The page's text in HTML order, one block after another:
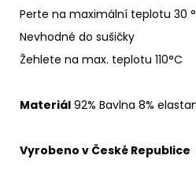
Perte na maximální teplotu 30
Nevhodné do sušičky
Žehlete na max. teplotu 110°C
Materiál 92% Bavlna 8%
Vyrobeno v České Republice